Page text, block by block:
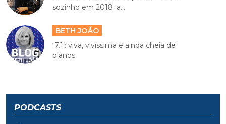
sozinho em 2018; a...
BETH JOÃO
‘7.1’: viva, vivíssima e ainda cheia de
planos
PODCASTS